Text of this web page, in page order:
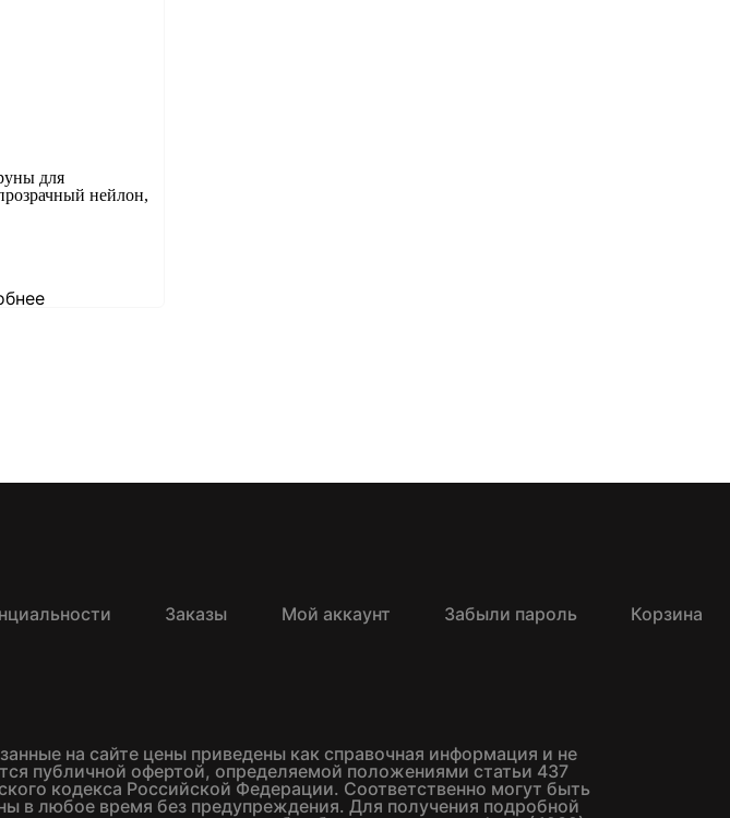
для
нейлон,
Заказы Мой аккаунт Забыли пароль Корзина
на сайте цены приведены как справочная информация и не
публичной офертой, определяемой положениями статьи 437
кодекса Российской Федерации. Соответственно могут быть
в любое время без предупреждения. Для получения подробной